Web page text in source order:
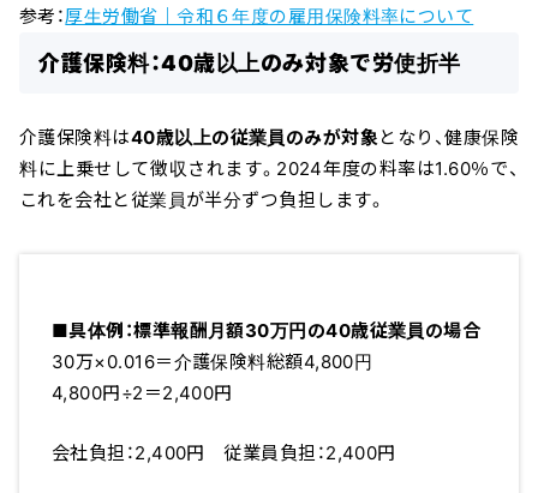
参考：厚生労働省｜令和６年度の雇用保険料率について
介護保険料：40歳以上のみ対象で労使折半
介護保険料は40歳以上の従業員のみが対象となり、健康保険
料に上乗せして徴収されます。2024年度の料率は1.60％で、
これを会社と従業員が半分ずつ負担します。
■具体例：標準報酬月額30万円の40歳従業員の場合
30万×0.016＝介護保険料総額4,800円
4,800円÷2＝2,400円
会社負担：2,400円 従業員負担：2,400円